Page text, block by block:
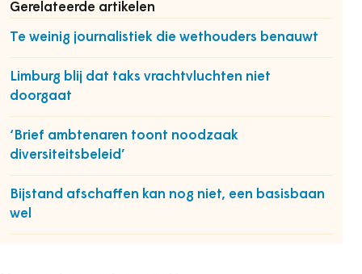
Gerelateerde artikelen
Te weinig journalistiek die wethouders benauwt
Limburg blij dat taks vrachtvluchten niet
doorgaat
‘Brief ambtenaren toont noodzaak
diversiteitsbeleid’
Bijstand afschaffen kan nog niet, een basisbaan
wel